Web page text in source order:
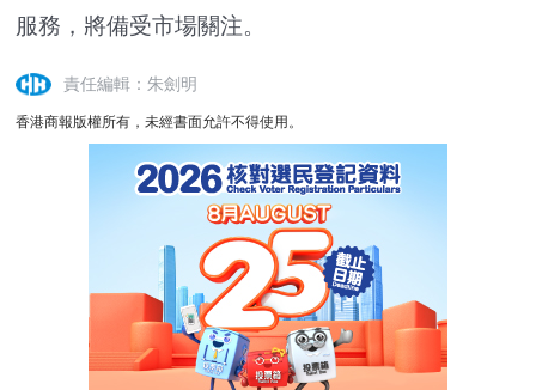
服務，將備受市場關注。
責任編輯：朱劍明
香港商報版權所有，未經書面允許不得使用。